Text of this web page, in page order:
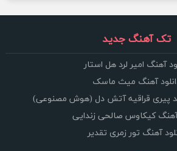
تک آهنگ جدید
آهنگ امیر لرد هل استار
آهنگ میث ماسک
پیری قراقیه آتش دل (هوش مصنوعی)
آهنگ کیکاوس صالحی زندایی
آهنگ تور زمری تقدیر